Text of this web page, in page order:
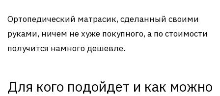
Ортопедический матрасик, сделанный своими
руками, ничем не хуже покупного, а по стоимости
получится намного дешевле.
Для кого подойдет и как можно